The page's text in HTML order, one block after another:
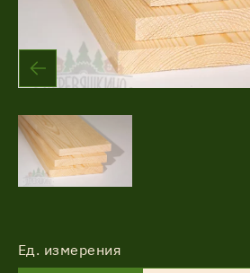
О компании
Контакты
Ед. измерения
Соглашение
персональных данных